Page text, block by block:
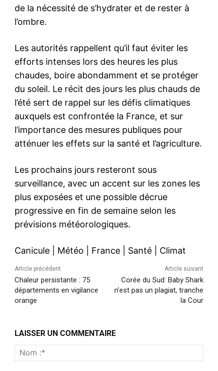
de la nécessité de s’hydrater et de rester à
l’ombre.
Les autorités rappellent qu’il faut éviter les
efforts intenses lors des heures les plus
chaudes, boire abondamment et se protéger
du soleil. Le récit des jours les plus chauds de
l’été sert de rappel sur les défis climatiques
auxquels est confrontée la France, et sur
l’importance des mesures publiques pour
atténuer les effets sur la santé et l’agriculture.
Les prochains jours resteront sous
surveillance, avec un accent sur les zones les
plus exposées et une possible décrue
progressive en fin de semaine selon les
prévisions météorologiques.
Canicule Météo France Santé Climat
Article précédent
Chaleur persistante : 75
départements en vigilance
orange
Article suivant
Corée du Sud: Baby Shark
n’est pas un plagiat, tranche
la Cour
LAISSER UN COMMENTAIRE
:*